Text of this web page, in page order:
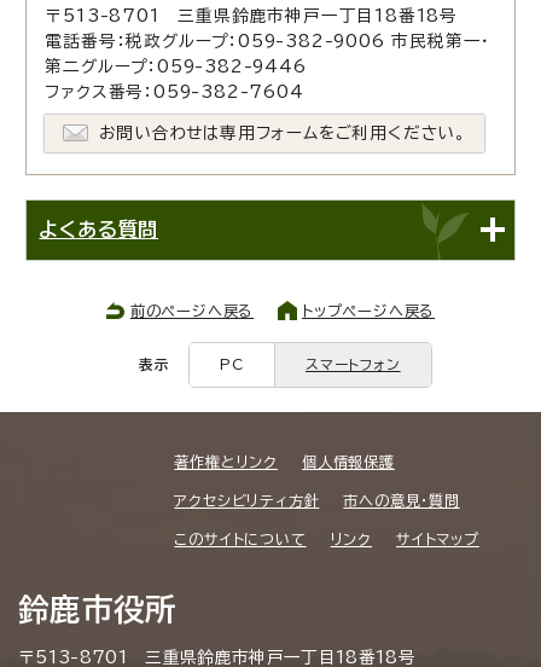
〒513-8701 三重県鈴鹿市神戸一丁目18番18号
電話番号：税政グループ：059-382-9006 市民税第一・
第二グループ：059-382-9446
ファクス番号：059-382-7604
お問い合わせは専用フォームをご利用ください。
よくある質問
前のページへ戻る トップページへ戻る
表示 PC スマートフォン
著作権とリンク 個人情報保護
アクセシビリティ方針 市への意見・質問
このサイトについて リンク サイトマップ
鈴鹿市役所
〒513-8701 三重県鈴鹿市神戸一丁目18番18号